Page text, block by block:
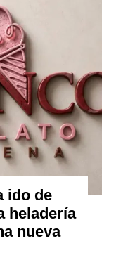
ido de
heladería
nueva